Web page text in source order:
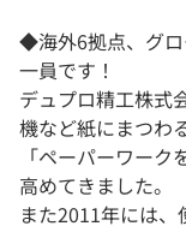
◆海外6拠点、グロ
一員です！
デュプロ精工株式
機など紙にまつわ
「ペーパーワー
高めてきました。
また2011年には